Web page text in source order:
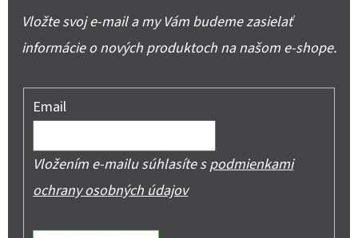
Vložte svoj e-mail a my Vám budeme zasielať
informácie o nových produktoch na našom e-shope.
Email
Vložením e-mailu súhlasíte spodmienkami
ochrany osobných údajov